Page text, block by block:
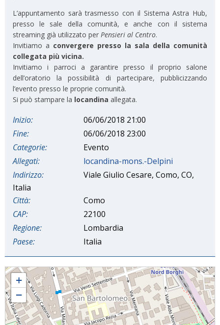
L’appuntamento sarà trasmesso con il Sistema Astra Hub,
presso le sale della comunità, e anche con il sistema
streaming già utilizzato per Pensieri al Centro.
Invitiamo a convergere presso la sala della comunità
collegata più vicina.
Invitiamo i parroci a garantire presso il proprio salone
dell’oratorio la possibilità di partecipare, pubblicizzando
l’evento presso le proprie comunità.
Si può stampare la locandina allegata.
Inizio:
06/06/2018 21:00
Fine:
06/06/2018 23:00
Categorie:
Evento
Allegati:
locandina-mons.-Delpini
Indirizzo:
Viale Giulio Cesare, Como, CO,
Italia
Città:
Como
CAP:
22100
Regione:
Lombardia
Paese:
Italia
Avvio della consultazione dell'XI Sinodo diocesano
+
−